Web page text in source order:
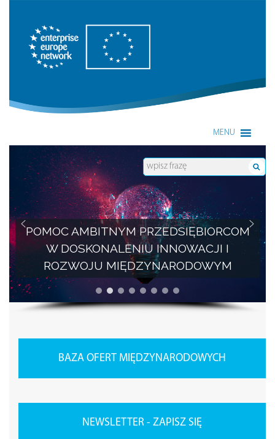
Enterprise Europe Network
MENU
POMOC AMBITNYM PRZEDSIĘBIORCOM
W DOSKONALENIU INNOWACJI I
ROZWOJU MIĘDZYNARODOWYM
BAZA OFERT MIĘDZYNARODOWYCH
NEWSLETTER - ZAPISZ SIĘ